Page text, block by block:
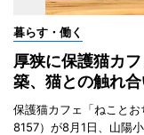
暮らす・働く
厚狭に保護猫カ
築、猫との触れ合
保護猫カフェ「ねこと
8157）が8月1日、山陽